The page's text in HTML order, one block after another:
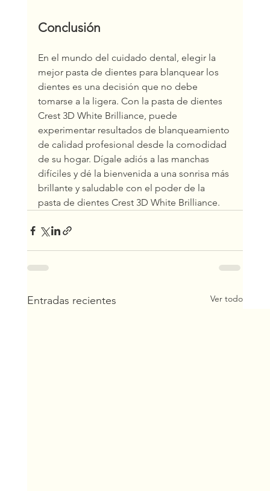
Conclusión
En el mundo del cuidado dental, elegir la
mejor pasta de dientes para blanquear los
dientes es una decisión que no debe
tomarse a la ligera. Con la pasta de dientes
Crest 3D White Brilliance, puede
experimentar resultados de blanqueamiento
de calidad profesional desde la comodidad
de su hogar. Dígale adiós a las manchas
difíciles y dé la bienvenida a una sonrisa más
brillante y saludable con el poder de la
pasta de dientes Crest 3D White Brilliance.
Entradas recientes Ver todo